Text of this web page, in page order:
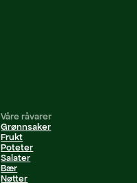
Våre råvarer
Grønnsaker
Frukt
Poteter
Salater
Bær
Nøtter